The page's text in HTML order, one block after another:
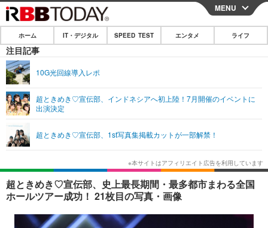
CLOSE
ホーム
IT・デジタル
ネタ
ショッピング その他
SPEED TEST
エンタメ
エンタメTOP 映画・ドラマ
韓国・芸能
音楽 スポーツ
ライフ
ライフTOP グルメ
ペット ショッピング
その他
リリース一覧
プッシュ通知の停止方法
MENU
ホーム IT・デジタル SPEED TEST エンタメ ライフ
注目記事
10G光回線導入レポ
超ときめき♡宣伝部、インドネシアへ初上陸！7月開催のイベントに
出演決定
超ときめき♡宣伝部、1st写真集掲載カットが一部解禁！
超ときめき♡宣伝部、史上最長期間・最多都市まわる全国
ホールツアー成功！ 21枚目の写真・画像